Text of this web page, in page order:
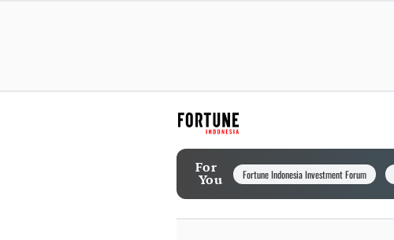
For
You Fortune Indonesia Investment Forum